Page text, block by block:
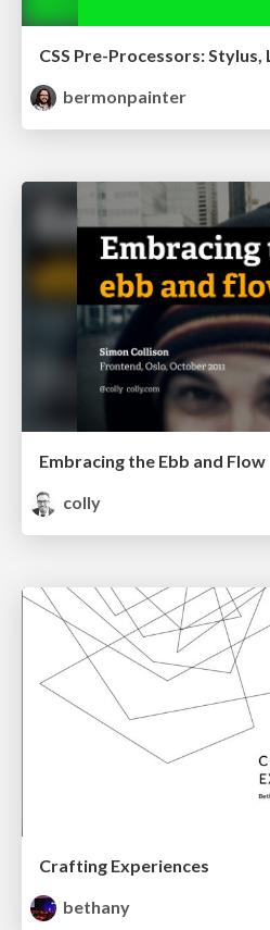
CSS Pre-Processors: Stylus,
bermonpainter
Embracing the Ebb and Flow
colly
Crafting Experiences
bethany